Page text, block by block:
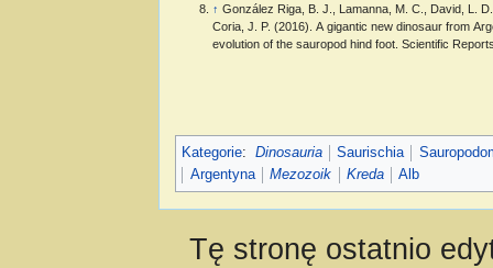
↑ González Riga, B. J., Lamanna, M. C., David, L.
Coria, J. P. (2016). A gigantic new dinosaur from
evolution of the sauropod hind foot. Scientific
Kategorie: Dinosauria Saurischia
Argentyna
Mezozoik Kreda Alb
Tę stronę ostatnio